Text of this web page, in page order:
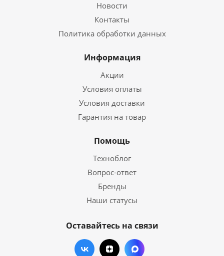
Новости
Контакты
Политика обработки данных
Информация
Акции
Условия оплаты
Условия доставки
Гарантия на товар
Помощь
Техноблог
Вопрос-ответ
Бренды
Наши статусы
Оставайтесь на связи